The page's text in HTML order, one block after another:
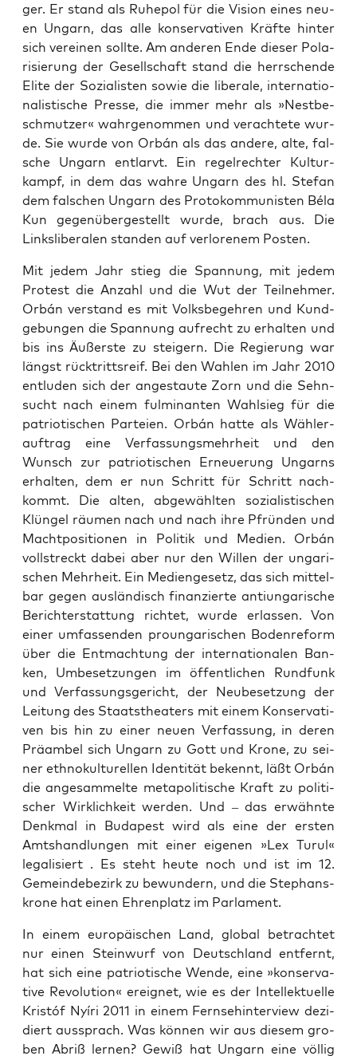
ger. Er stand als Ruhe­pol für die Visi­on eines neu­
en Ungarn, das alle kon­ser­va­ti­ven Kräf­te hin­ter
sich ver­ei­nen soll­te. Am ande­ren Ende die­ser Pola­
ri­sie­rung der Gesell­schaft stand die herr­schen­de
Eli­te der Sozia­lis­ten sowie die libe­ra­le, inter­na­tio­
na­lis­ti­sche Pres­se, die immer mehr als »Nest­be­
schmut­zer« wahr­ge­nom­men und ver­ach­te­te wur­
de. Sie wur­de von Orbán als das ande­re, alte, fal­
sche Ungarn ent­larvt. Ein regel­rech­ter Kul­tur­
kampf, in dem das wah­re Ungarn des hl. Ste­fan
dem fal­schen Ungarn des Pro­to­kom­mu­nis­ten Béla
Kun gegen­über­ge­stellt wur­de, brach aus. Die
Links­li­be­ra­len stan­den auf ver­lo­re­nem Posten.
Mit jedem Jahr stieg die Span­nung, mit jedem
Pro­test die Anzahl und die Wut der Teil­neh­mer.
Orbán ver­stand es mit Volks­be­geh­ren und Kund­
ge­bun­gen die Span­nung auf­recht zu erhal­ten und
bis ins Äußers­te zu stei­gern. Die Regie­rung war
längst rück­tritts­reif. Bei den Wah­len im Jahr 2010
ent­lu­den sich der ange­stau­te Zorn und die Sehn­
sucht nach einem ful­mi­nan­ten Wahl­sieg für die
patrio­ti­schen Par­tei­en. Orbán hat­te als Wäh­ler­
auf­trag eine Ver­fas­sungs­mehr­heit und den
Wunsch zur patrio­ti­schen Erneue­rung Ungarns
erhal­ten, dem er nun Schritt für Schritt nach­
kommt. Die alten, abge­wähl­ten sozia­lis­ti­schen
Klün­gel räu­men nach und nach ihre Pfrün­den und
Macht­po­si­tio­nen in Poli­tik und Medi­en. Orbán
voll­streckt dabei aber nur den Wil­len der unga­ri­
schen Mehr­heit. Ein Medi­en­ge­setz, das sich mit­tel­
bar gegen aus­län­disch finan­zier­te anti­unga­ri­sche
Bericht­erstat­tung rich­tet, wur­de erlas­sen. Von
einer umfas­sen­den proun­ga­ri­schen Boden­re­form
über die Ent­mach­tung der inter­na­tio­na­len Ban­
ken, Umbe­set­zun­gen im öffent­li­chen Rund­funk
und Ver­fas­sungs­ge­richt, der Neu­be­set­zung der
Lei­tung des Staats­thea­ters mit einem Kon­ser­va­ti­
ven bis hin zu einer neu­en Ver­fas­sung, in deren
Prä­am­bel sich Ungarn zu Gott und Kro­ne, zu sei­
ner eth­no­kul­tu­rel­len Iden­ti­tät bekennt, läßt Orbán
die ange­sam­mel­te meta­po­li­ti­sche Kraft zu poli­ti­
scher Wirk­lich­keit wer­den. Und – das erwähn­te
Denk­mal in Buda­pest wird als eine der ers­ten
Amts­hand­lun­gen mit einer eige­nen »Lex Turul«
lega­li­siert . Es steht heu­te noch und ist im 12.
Gemein­de­be­zirk zu bewun­dern, und die Ste­phans­
kro­ne hat einen Ehren­platz im Parlament.
In einem euro­päi­schen Land, glo­bal betrach­tet
nur einen Stein­wurf von Deutsch­land ent­fernt,
hat sich eine patrio­ti­sche Wen­de, eine »kon­ser­va­
ti­ve Revo­lu­ti­on« ereig­net, wie es der Intel­lek­tu­el­le
Kris­tóf Nyí­ri 2011 in einem Fern­seh­in­ter­view dezi­
diert aus­sprach. Was kön­nen wir aus die­sem gro­
ben Abriß ler­nen? Gewiß hat Ungarn eine völ­lig